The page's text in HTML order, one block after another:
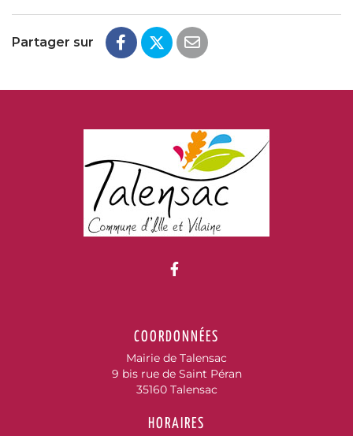
Partager sur
Lien vers le compte
COORDONNÉES
Mairie de Talensac
9 bis rue de Saint Péran
35160 Talensac
HORAIRES